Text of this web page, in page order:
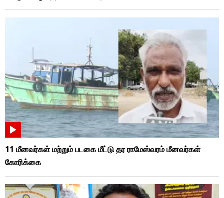
11 மீனவர்கள் மற்றும் படகை மீட்டு தர ராமேஸ்வரம் மீனவர்கள்
கோரிக்கை